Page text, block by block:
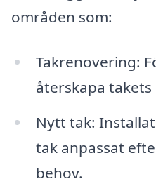
områden som:
Takrenovering:
återskapa
Nytt tak:
tak anpassat
behov.